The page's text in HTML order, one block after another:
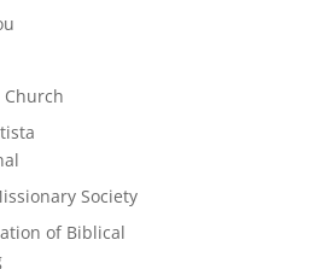
Society
of Biblical